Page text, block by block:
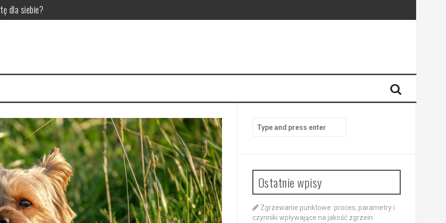
dla siebie?
pupila
do diety trzody chlewnej?
wpływające na jakość zgrzein
for:
Ostatnie wpisy
Zgrzewanie punktowe: proces, parametry i
czynniki wpływające na jakość zgrzein